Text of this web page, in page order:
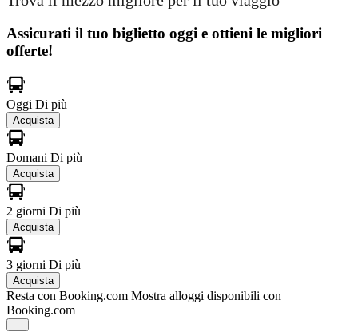
Assicurati il ​​tuo biglietto oggi e ottieni le migliori
offerte!
Oggi Di più
Acquista
Domani Di più
Acquista
2 giorni Di più
Acquista
3 giorni Di più
Acquista
Resta con Booking.com Mostra alloggi disponibili con
Booking.com